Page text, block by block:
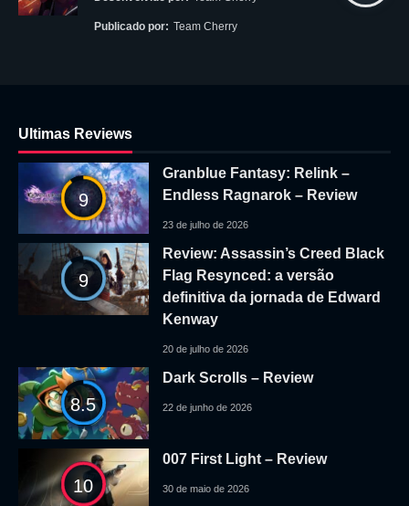
Publicado por: Team Cherry
Ultimas Reviews
9
Granblue Fantasy: Relink –
Endless Ragnarok – Review
23 de julho de 2026
9
Review: Assassin’s Creed Black
Flag Resynced: a versão
definitiva da jornada de Edward
Kenway
20 de julho de 2026
8.5
Dark Scrolls – Review
22 de junho de 2026
10
007 First Light – Review
30 de maio de 2026